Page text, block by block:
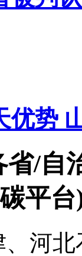
优势
/自
平台
河